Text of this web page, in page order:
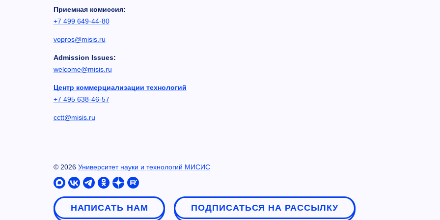
Приемная комиссия:
+7 499 649-44-80
vopros@misis.ru
Admission Issues:
welcome@misis.ru
Центр коммерциализации технологий
+7 495 638-46-57
cctt@misis.ru
© 2026 Университет науки и технологий МИСИС
НАПИСАТЬ НАМ ПОДПИСАТЬСЯ НА РАССЫЛКУ